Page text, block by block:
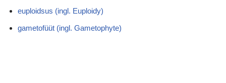
euploidsus (ingl. Euploidy)
gametofüüt (ingl. Gametophyte)